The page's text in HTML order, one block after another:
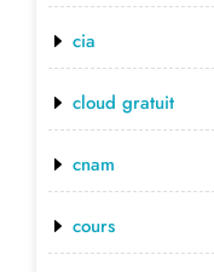
cia
cloud gratuit
cnam
cours